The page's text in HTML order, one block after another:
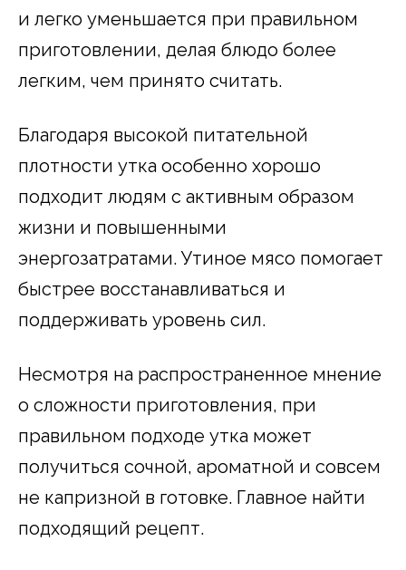
и легко уменьшается при правильном
приготовлении, делая блюдо более
легким, чем принято считать.
Благодаря высокой питательной
плотности утка особенно хорошо
подходит людям с активным образом
жизни и повышенными
энергозатратами. Утиное мясо помогает
быстрее восстанавливаться и
поддерживать уровень сил.
Несмотря на распространенное мнение
о сложности приготовления, при
правильном подходе утка может
получиться сочной, ароматной и совсем
не капризной в готовке. Главное найти
подходящий рецепт.